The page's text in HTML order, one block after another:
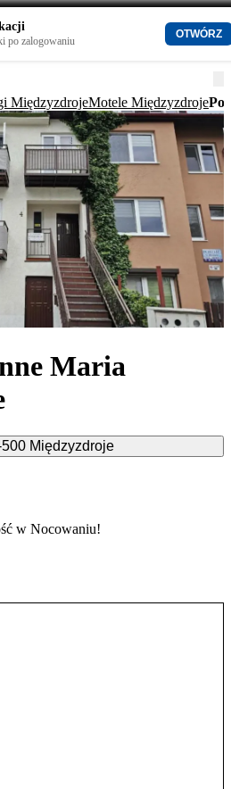
po zalogowaniu
OTWÓRZ
MiędzyzdrojeMotele Międzyzdroje
Maria
Międzyzdroje
w Nocowaniu!